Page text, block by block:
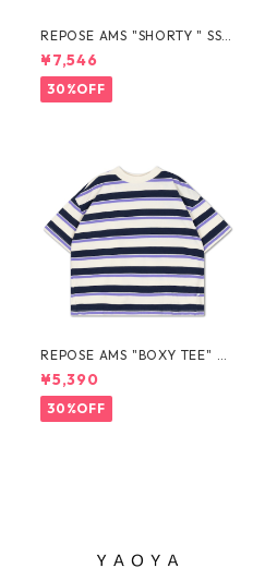
REPOSE AMS "SHORTY " SS2
6-33
¥7,546
30%OFF
REPOSE AMS "BOXY TEE" SS
26-88
¥5,390
30%OFF